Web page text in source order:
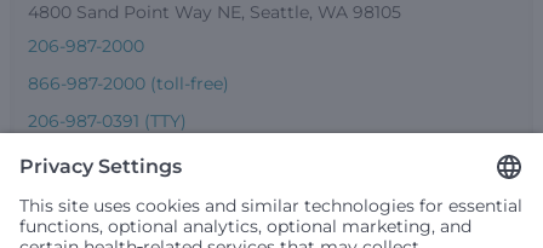
4800 Sand Point Way NE, Seattle, WA 98105
206-987-2000
866-987-2000 (toll-free)
206-987-0391 (TTY)